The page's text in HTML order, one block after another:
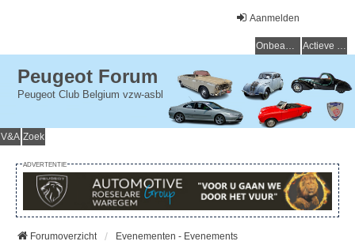
Aanmelden
Onbeantwoorde onderwerpen Actieve onderwerpen
Peugeot Forum
Peugeot Club Belgium vzw-asbl
V&A Zoek
ADVERTENTIE
Forumoverzicht Evenementen - Evenements